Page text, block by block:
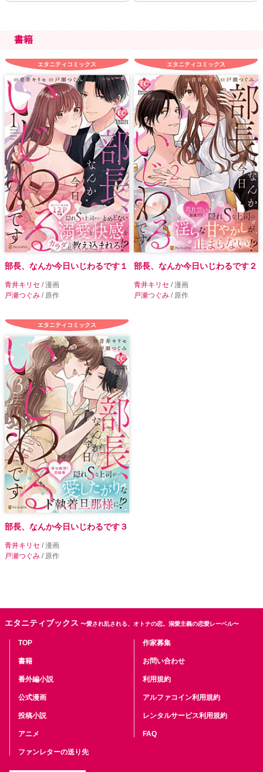
書籍
エタニティコミックス
部長、なんか今日いじわるです１
青井キリセ / 漫画
戸瀬つぐみ / 原作
エタニティコミックス
部長、なんか今日いじわるです２
青井キリセ / 漫画
戸瀬つぐみ / 原作
エタニティコミックス
部長、なんか今日いじわるです３
青井キリセ / 漫画
戸瀬つぐみ / 原作
エタニティブックス 〜愛され乱される、オトナの恋。溺愛主義の恋愛レーベル〜
TOP
書籍
番外編小説
公式漫画
投稿小説
アニメ
ファンレターの送り先
作家募集
お問い合わせ
利用規約
アルファコイン利用規約
レンタルサービス利用規約
FAQ